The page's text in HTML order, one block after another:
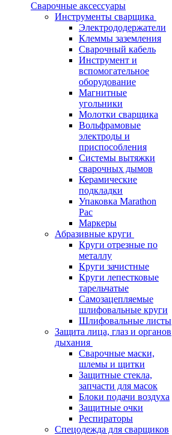
Сварочные аксессуары
Инструменты сварщика
Электрододержатели
Клеммы заземления
Сварочный кабель
Инструмент и
вспомогательное
оборудование
Магнитные
угольники
Молотки сварщика
Вольфрамовые
электроды и
приспособления
Системы вытяжки
сварочных дымов
Керамические
подкладки
Упаковка Marathon
Pac
Маркеры
Абразивные круги
Круги отрезные по
металлу
Круги зачистные
Круги лепестковые
тарельчатые
Самозацепляемые
шлифовальные круги
Шлифовальные листы
Защита лица, глаз и органов
дыхания
Сварочные маски,
шлемы и щитки
Защитные стекла,
запчасти для масок
Блоки подачи воздуха
Защитные очки
Респираторы
Спецодежда для сварщиков